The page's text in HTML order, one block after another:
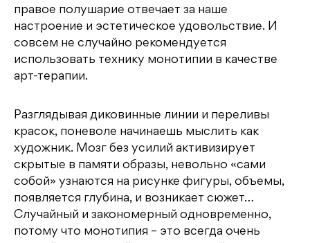
правое полушарие отвечает за наше
настроение и эстетическое удовольствие. И
совсем не случайно рекомендуется
использовать технику монотипии в качестве
арт-терапии.
Разглядывая диковинные линии и переливы
красок, поневоле начинаешь мыслить как
художник. Мозг без усилий активизирует
скрытые в памяти образы, невольно «сами
собой» узнаются на рисунке фигуры, объемы,
появляется глубина, и возникает сюжет…
Случайный и закономерный одновременно,
потому что монотипия – это всегда очень